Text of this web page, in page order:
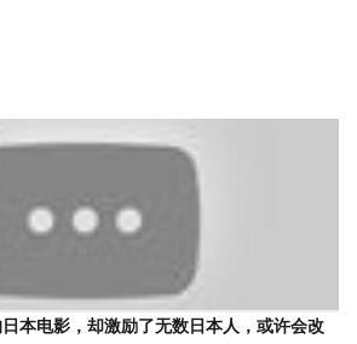
日本电影，却激励了无数日本人，或许会改